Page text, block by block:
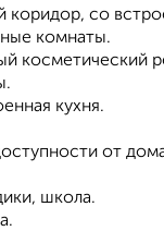
коридор, со
комнаты.
косметический
кухня.
от
школа.